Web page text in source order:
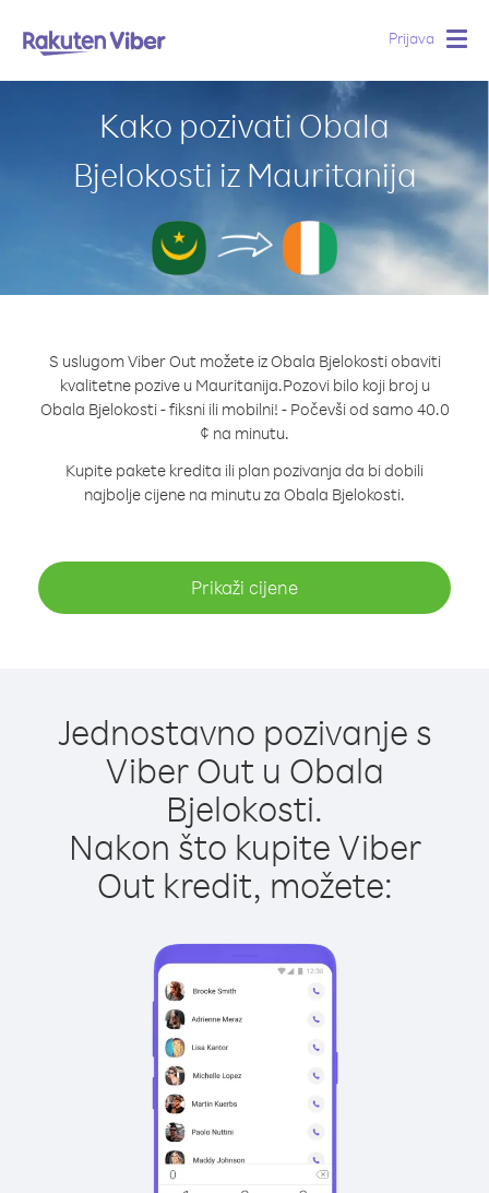
Prijava
Kako pozivati Obala
Bjelokosti iz Mauritanija
S uslugom Viber Out možete iz Obala Bjelokosti obaviti
kvalitetne pozive u Mauritanija.Pozovi bilo koji broj u
Obala Bjelokosti - fiksni ili mobilni! - Počevši od samo 40.0
¢ na minutu.
Kupite pakete kredita ili plan pozivanja da bi dobili
najbolje cijene na minutu za Obala Bjelokosti.
Prikaži cijene
Jednostavno pozivanje s
Viber Out u Obala
Bjelokosti.
Nakon što kupite Viber
Out kredit, možete: